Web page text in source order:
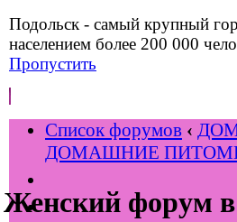
Подольск - самый крупный
населением более 200 000
Пропустить
Женский форум в
Список форумов ‹
ДОМАШНИЕ